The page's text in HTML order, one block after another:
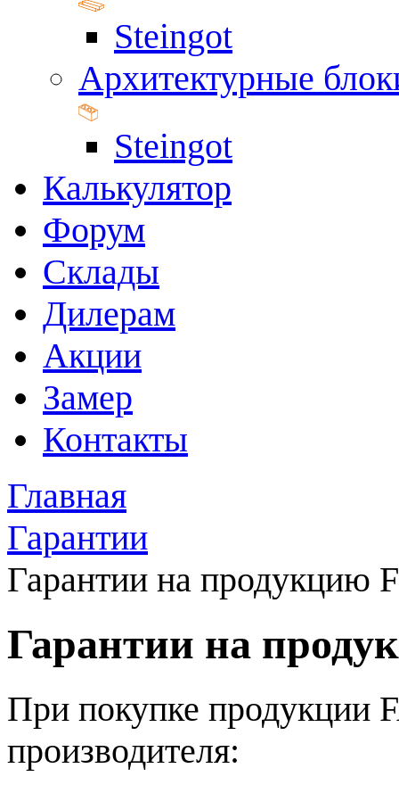
Steingot
Архитектурные
Steingot
Калькулятор
Форум
Склады
Дилерам
Акции
Замер
Контакты
Главная
Гарантии
Гарантии на продукцию
Гарантии на
При покупке продукции
производителя: